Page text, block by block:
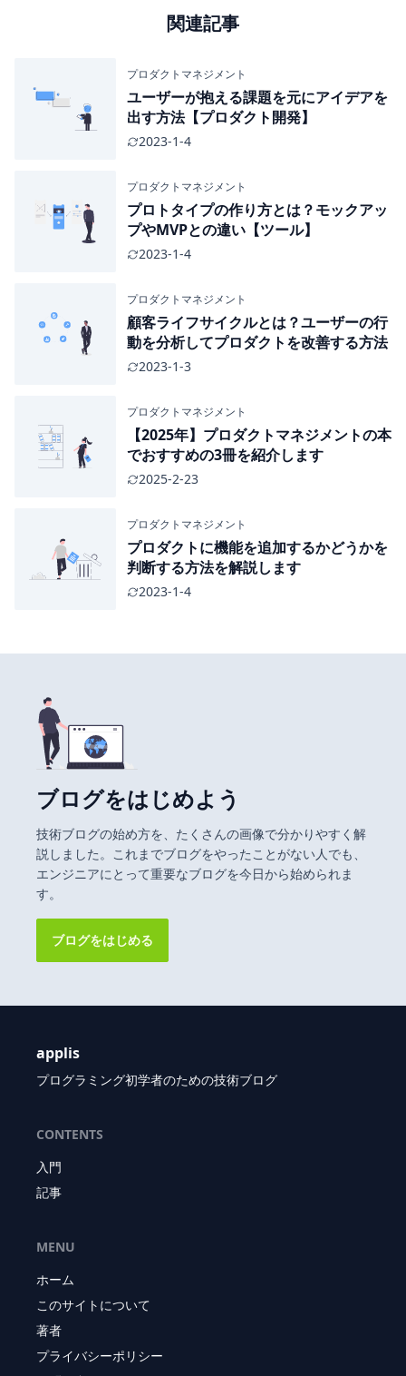
関連記事
プロダクトマネジメント
ユーザーが抱える課題を元にアイデアを
出す方法【プロダクト開発】
2023-1-4
プロダクトマネジメント
プロトタイプの作り方とは？モックアッ
プやMVPとの違い【ツール】
2023-1-4
プロダクトマネジメント
顧客ライフサイクルとは？ユーザーの行
動を分析してプロダクトを改善する方法
2023-1-3
プロダクトマネジメント
【2025年】プロダクトマネジメントの本
でおすすめの3冊を紹介します
2025-2-23
プロダクトマネジメント
プロダクトに機能を追加するかどうかを
判断する方法を解説します
2023-1-4
ブログをはじめよう
技術ブログの始め方を、たくさんの画像で分かりやすく解
説しました。これまでブログをやったことがない人でも、
エンジニアにとって重要なブログを今日から始められま
す。
ブログをはじめる
applis
プログラミング初学者のための技術ブログ
CONTENTS
入門
記事
MENU
ホーム
このサイトについて
著者
プライバシーポリシー